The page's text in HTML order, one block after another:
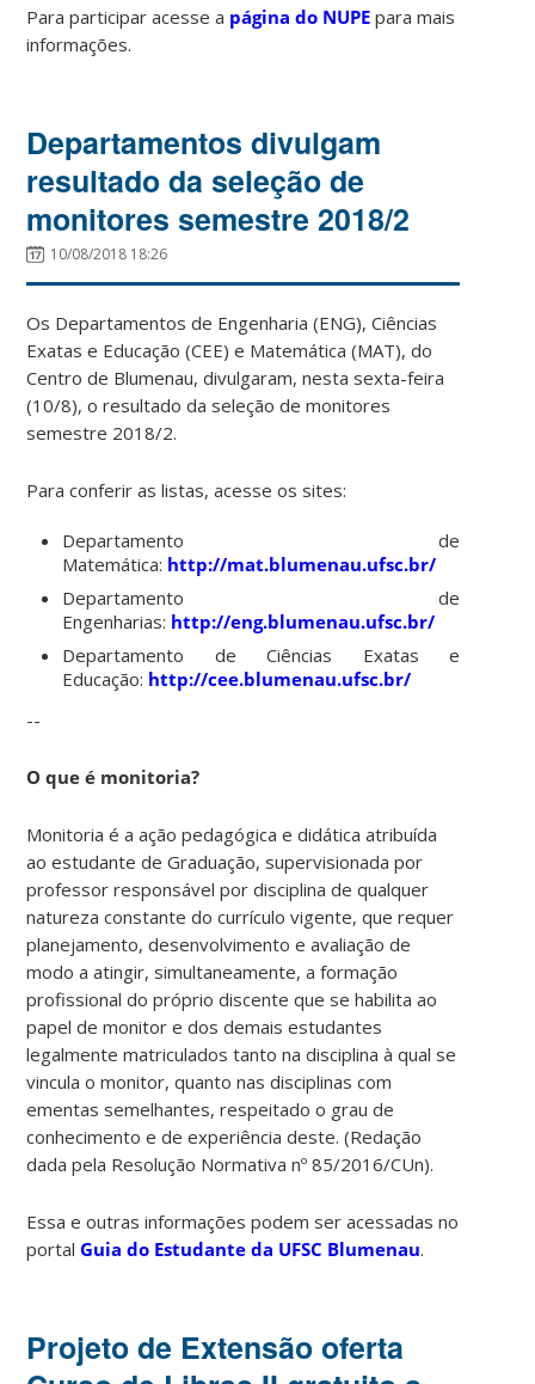
Para participar acesse a página do NUPE para mais
informações.
Departamentos divulgam
resultado da seleção de
monitores semestre 2018/2
10/08/2018 18:26
Os Departamentos de Engenharia (ENG), Ciências
Exatas e Educação (CEE) e Matemática (MAT), do
Centro de Blumenau, divulgaram, nesta sexta-feira
(10/8), o resultado da seleção de monitores
semestre 2018/2.
Para conferir as listas, acesse os sites:
Departamento de
Matemática: http://mat.blumenau.ufsc.br/
Departamento de
Engenharias: http://eng.blumenau.ufsc.br/
Departamento de Ciências Exatas e
Educação: http://cee.blumenau.ufsc.br/
--
O que é monitoria?
Monitoria é a ação pedagógica e didática atribuída
ao estudante de Graduação, supervisionada por
professor responsável por disciplina de qualquer
natureza constante do currículo vigente, que requer
planejamento, desenvolvimento e avaliação de
modo a atingir, simultaneamente, a formação
profissional do próprio discente que se habilita ao
papel de monitor e dos demais estudantes
legalmente matriculados tanto na disciplina à qual se
vincula o monitor, quanto nas disciplinas com
ementas semelhantes, respeitado o grau de
conhecimento e de experiência deste. (Redação
dada pela Resolução Normativa nº 85/2016/CUn).
Essa e outras informações podem ser acessadas no
portalGuia do Estudante da UFSC Blumenau.
Projeto de Extensão oferta